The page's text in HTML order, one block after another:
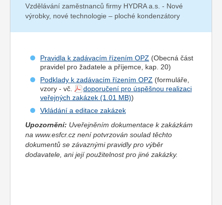
Vzdělávání zaměstnanců firmy HYDRA a.s. - Nové
výrobky, nové technologie – ploché kondenzátory
Pravidla k zadávacím řízením OPZ (Obecná část
pravidel pro žadatele a příjemce , kap. 20)
Podklady k zadávacím řízením OPZ (formuláře,
vzory - vč.
doporučení pro úspěšnou realizaci
veřejných zakázek
)
Vkládání a editace zakázek
Upozornění: Uveřejněním dokumentace k zakázkám
na www.esfcr.cz není potvrzován soulad těchto
dokumentů se závaznými pravidly pro výběr
dodavatele, ani její použitelnost pro jiné zakázky.